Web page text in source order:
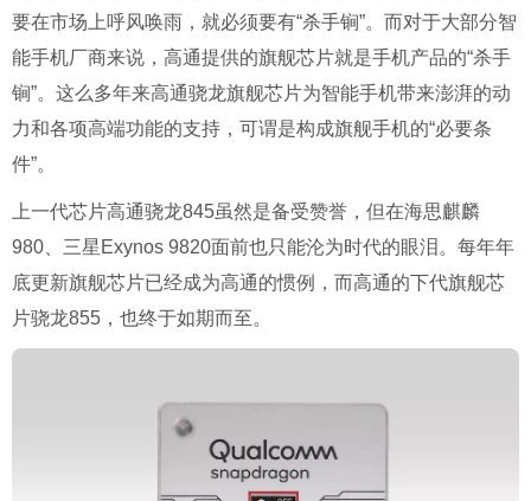
要在市场上呼风唤雨，就必须要有“杀手锏”。而对于大部分智
能手机厂商来说，高通提供的旗舰芯片就是手机产品的“杀手
锏”。这么多年来高通骁龙旗舰芯片为智能手机带来澎湃的动
力和各项高端功能的支持，可谓是构成旗舰手机的“必要条
件”。
上一代芯片高通骁龙845虽然是备受赞誉，但在海思麒麟
980、三星Exynos 9820面前也只能沦为时代的眼泪。每年年
底更新旗舰芯片已经成为高通的惯例，而高通的下代旗舰芯
片骁龙855，也终于如期而至。